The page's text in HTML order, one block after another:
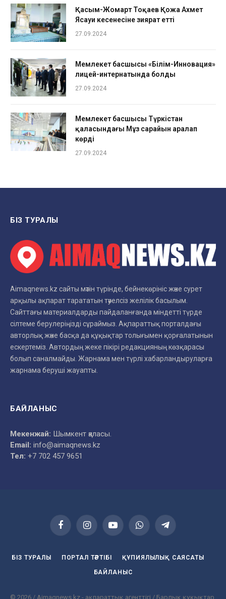
Қасым-Жомарт Тоқаев Қожа Ахмет
Ясауи кесенесіне зиярат етті
27.09.2024
Мемлекет басшысы «Білім-Инновация»
лицей-интернатында болды
27.09.2024
Мемлекет басшысы Түркістан
қаласындағы Мұз сарайын аралап
көрді
27.09.2024
БІЗ ТУРАЛЫ
Aimaqnews.kz сайты мәтін түрінде, бейнекөрініс және сурет
арқылы ақпарат тарататын тәуелсіз желілік басылым.
Сайттағы материалдарды пайдаланғанда міндетті түрде
сілтеме берулеріңізді сұраймыз. Ақпараттық порталдағы
авторлық және басқа да құқықтар толығымен қорғалатынын
ескертеміз. Автордың жеке пікірі редакцияның көзқарасы
болып саналмайды. Жарнама мен түрлі хабарландыруларға
жарнама беруші жауапты.
БАЙЛАНЫС
Мекенжай: Шымкент қаласы.
Email: info@aimaqnews.kz
Тел: +7 702 457 9651
FacebookInstagramYouTubeWhatsAppTelegram
БІЗ ТУРАЛЫ ПОРТАЛ ТӘРТІБІ ҚҰПИЯЛЫЛЫҚ САЯСАТЫ
БАЙЛАНЫС
© 2026 / Aimaqnews.kz - ақпараттық агенттігі / Барлық құқықтар